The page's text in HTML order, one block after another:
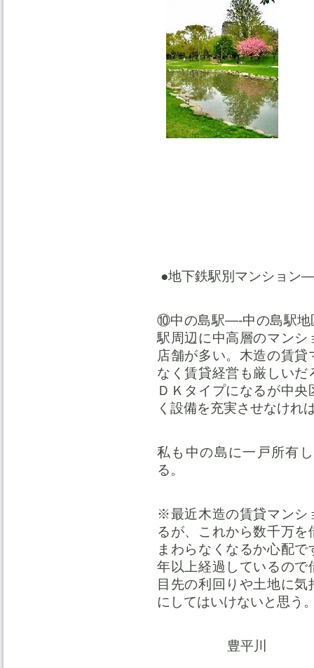
●地下鉄駅別マンショ
⑩中の島駅—-中の島駅地
駅周辺に中高層のマン
店舗が多い。木造の賃
なく賃貸経営も厳しい
ＤＫタイプになるが中
く設備を充実させなけれ
私も中の島に一戸所有
る。
※最近木造の賃貸マンシ
るが、これから数千万
まわらなくなるか心配
年以上経過しているの
目先の利回りや土地に
にしてはいけないと思
豊平川